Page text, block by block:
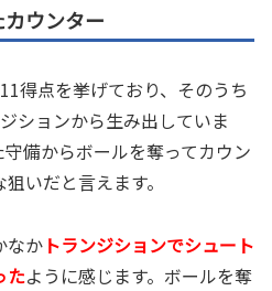
ウンター
得点を挙げており、そのうち
ションから生み出していま
備からボールを奪ってカウン
いだと言えます。
なか トランジションでシュート
たように感じます。ボールを奪